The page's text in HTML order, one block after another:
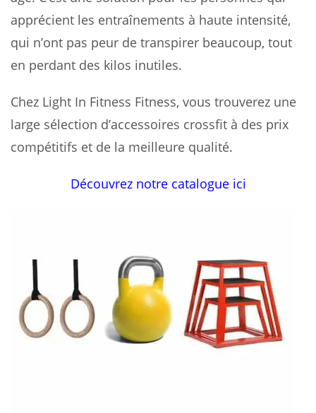
apprécient les entraînements à haute intensité,
qui n’ont pas peur de transpirer beaucoup, tout
en perdant des kilos inutiles.
Chez Light In Fitness Fitness, vous trouverez une
large sélection d’accessoires crossfit à des prix
compétitifs et de la meilleure qualité.
Découvrez notre catalogue ici